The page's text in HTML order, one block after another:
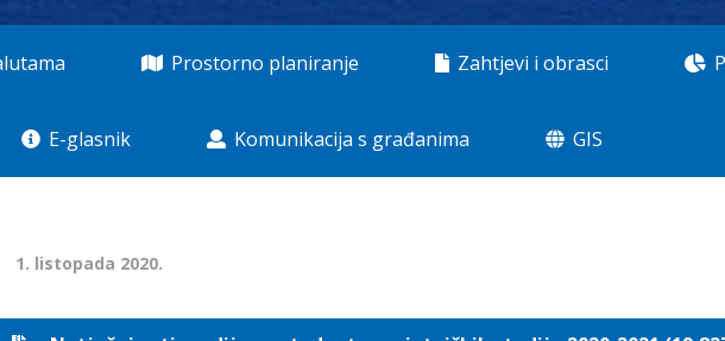
Prostorno planiranje Zahtjevi i obrasci
E-glasnik Komunikacija s građanima GIS
1. listopada 2020.